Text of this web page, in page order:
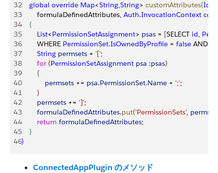
32
    global
override Map<String,String> customAttributes(Id
33
        formulaDefinedAttributes,
Auth.InvocationContext
34
{
35
        List
<PermissionSetAssignment> psas = [SELECT id,
36
        WHERE
PermissionSet.IsOwnedByProfile = false AND
37
        String
permsets = '[';
38
        for
(PermissionSetAssignment psa :psas)
39
{
40
            permsets
+= psa.PermissionSet.Name + ';';
41
}
42
        permsets
+= ']';
43
        formulaDefinedAttributes
.put('PermissionSets',
44
        return
formulaDefinedAttributes;
45
}
46}
ConnectedAppPlugin のメソッド